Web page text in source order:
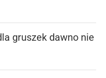
gruszek dawno nie